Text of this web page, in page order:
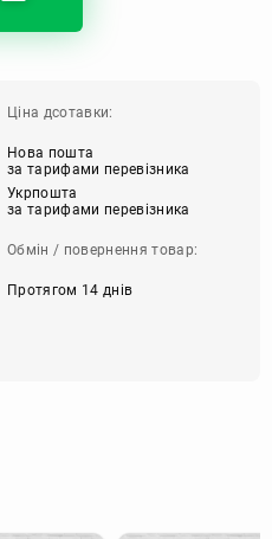
Ціна дсотавки:
Нова пошта
за тарифами перевізника
Укрпошта
за тарифами перевізника
Обмін / повернення товар:
Протягом 14 днів